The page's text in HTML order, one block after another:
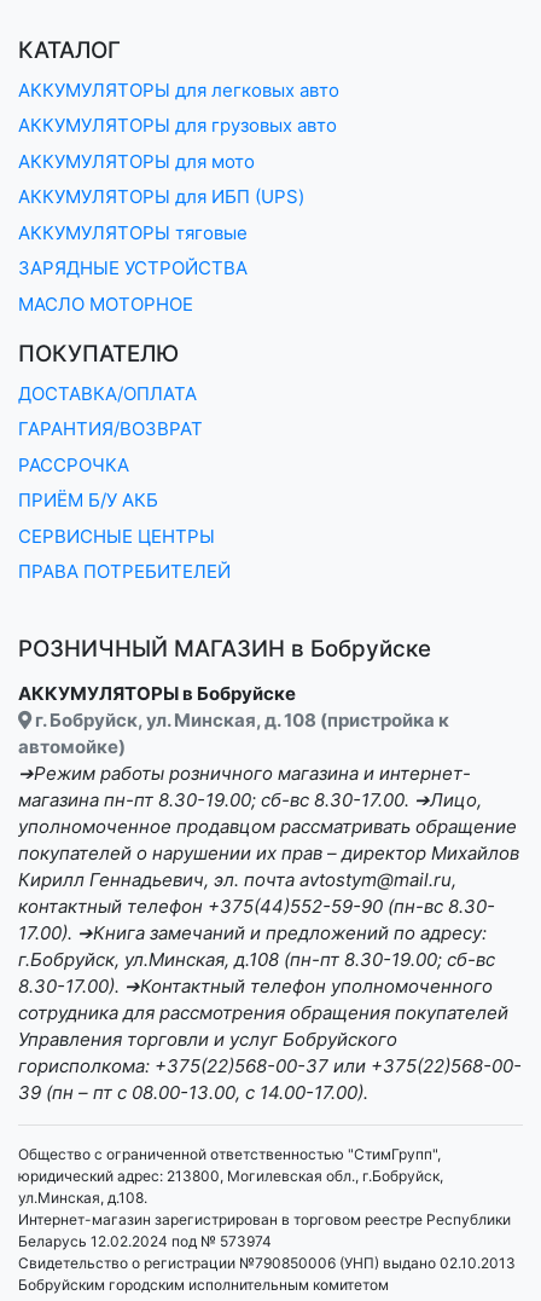
КАТАЛОГ
АККУМУЛЯТОРЫ для легковых авто
АККУМУЛЯТОРЫ для грузовых авто
АККУМУЛЯТОРЫ для мото
АККУМУЛЯТОРЫ для ИБП (UPS)
АККУМУЛЯТОРЫ тяговые
ЗАРЯДНЫЕ УСТРОЙСТВА
МАСЛО МОТОРНОЕ
ПОКУПАТЕЛЮ
ДОСТАВКА/ОПЛАТА
ГАРАНТИЯ/ВОЗВРАТ
РАССРОЧКА
ПРИЁМ Б/У АКБ
СЕРВИСНЫЕ ЦЕНТРЫ
ПРАВА ПОТРЕБИТЕЛЕЙ
РОЗНИЧНЫЙ МАГАЗИН в Бобруйске
АККУМУЛЯТОРЫ в Бобруйске
г. Бобруйск, ул. Минская, д. 108 (пристройка к
автомойке)
➔Режим работы розничного магазина и интернет-
магазина пн-пт 8.30-19.00; сб-вс 8.30-17.00. ➔Лицо,
уполномоченное продавцом рассматривать обращение
покупателей о нарушении их прав – директор Михайлов
Кирилл Геннадьевич, эл. почта avtostym@mail.ru,
контактный телефон +375(44)552-59-90 (пн-вс 8.30-
17.00). ➔Книга замечаний и предложений по адресу:
г.Бобруйск, ул.Минская, д.108 (пн-пт 8.30-19.00; сб-вс
8.30-17.00). ➔Контактный телефон уполномоченного
сотрудника для рассмотрения обращения покупателей
Управления торговли и услуг Бобруйского
горисполкома: +375(22)568-00-37 или +375(22)568-00-
39 (пн – пт с 08.00-13.00, с 14.00-17.00).
Общество с ограниченной ответственностью "СтимГрупп",
юридический адрес: 213800, Могилевская обл., г.Бобруйск,
ул.Минская, д.108.
Интернет-магазин зарегистрирован в торговом реестре Республики
Беларусь 12.02.2024 под № 573974
Свидетельство о регистрации №790850006 (УНП) выдано 02.10.2013
Бобруйским городским исполнительным комитетом